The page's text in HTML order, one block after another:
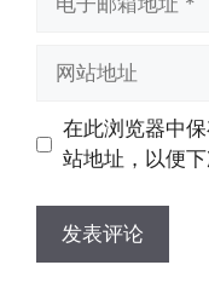
址
址
在此浏览器中
站地址，以便下